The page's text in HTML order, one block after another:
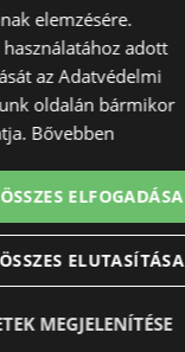
akciós
Kft. aktuális
itt: Sopron-Fertődi
ajánlatai
elemzésére.
adott
az Adatvédelmi
oldalán bármikor
Bővebben
ÖSSZES ELFOGADÁSA
ÖSSZES ELUTASÍTÁSA
MEGJELENÍTÉSE